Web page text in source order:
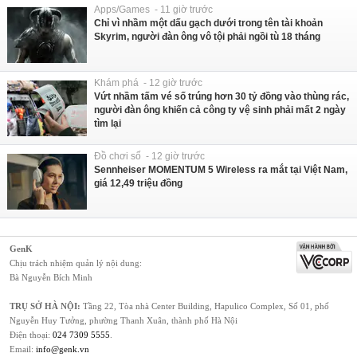
Apps/Games - 11 giờ trước
Chỉ vì nhầm một dấu gạch dưới trong tên tài khoản
Skyrim, người đàn ông vô tội phải ngồi tù 18 tháng
Khám phá - 12 giờ trước
Vứt nhầm tấm vé số trúng hơn 30 tỷ đồng vào thùng rác,
người đàn ông khiến cả công ty vệ sinh phải mất 2 ngày
tìm lại
Đồ chơi số - 12 giờ trước
Sennheiser MOMENTUM 5 Wireless ra mắt tại Việt Nam,
giá 12,49 triệu đồng
GenK
Chịu trách nhiệm quản lý nội dung:
Bà Nguyễn Bích Minh
TRỤ SỞ HÀ NỘI: Tầng 22, Tòa nhà Center Building, Hapulico Complex, Số 01, phố
Nguyễn Huy Tưởng, phường Thanh Xuân, thành phố Hà Nội
Điện thoại: 024 7309 5555
Email: info@genk.vn